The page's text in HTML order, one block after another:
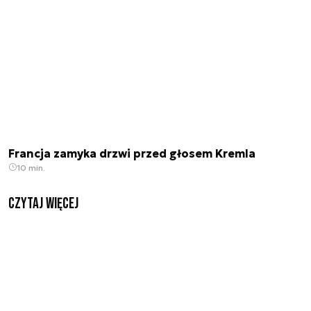
Francja zamyka drzwi przed głosem Kremla
10 min.
czytaj więcej